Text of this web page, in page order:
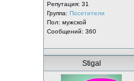
Репутация: 31
Группа: Посетители
Пол: мужской
Сообщений: 360
Stigal